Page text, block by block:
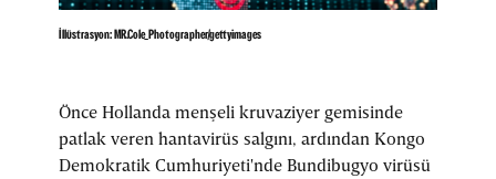
İllüstrasyon: MR.Cole_Photographer/gettyimages
Önce Hollanda menşeli kruvaziyer gemisinde
patlak veren hantavirüs salgını, ardından Kongo
Demokratik Cumhuriyeti'nde Bundibugyo virüsü